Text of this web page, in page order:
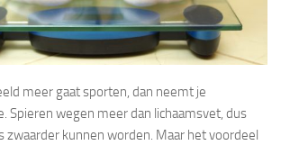
meer gaat sporten, dan neemt je
Spieren wegen meer dan lichaamsvet, dus
zwaarder kunnen worden. Maar het voordeel